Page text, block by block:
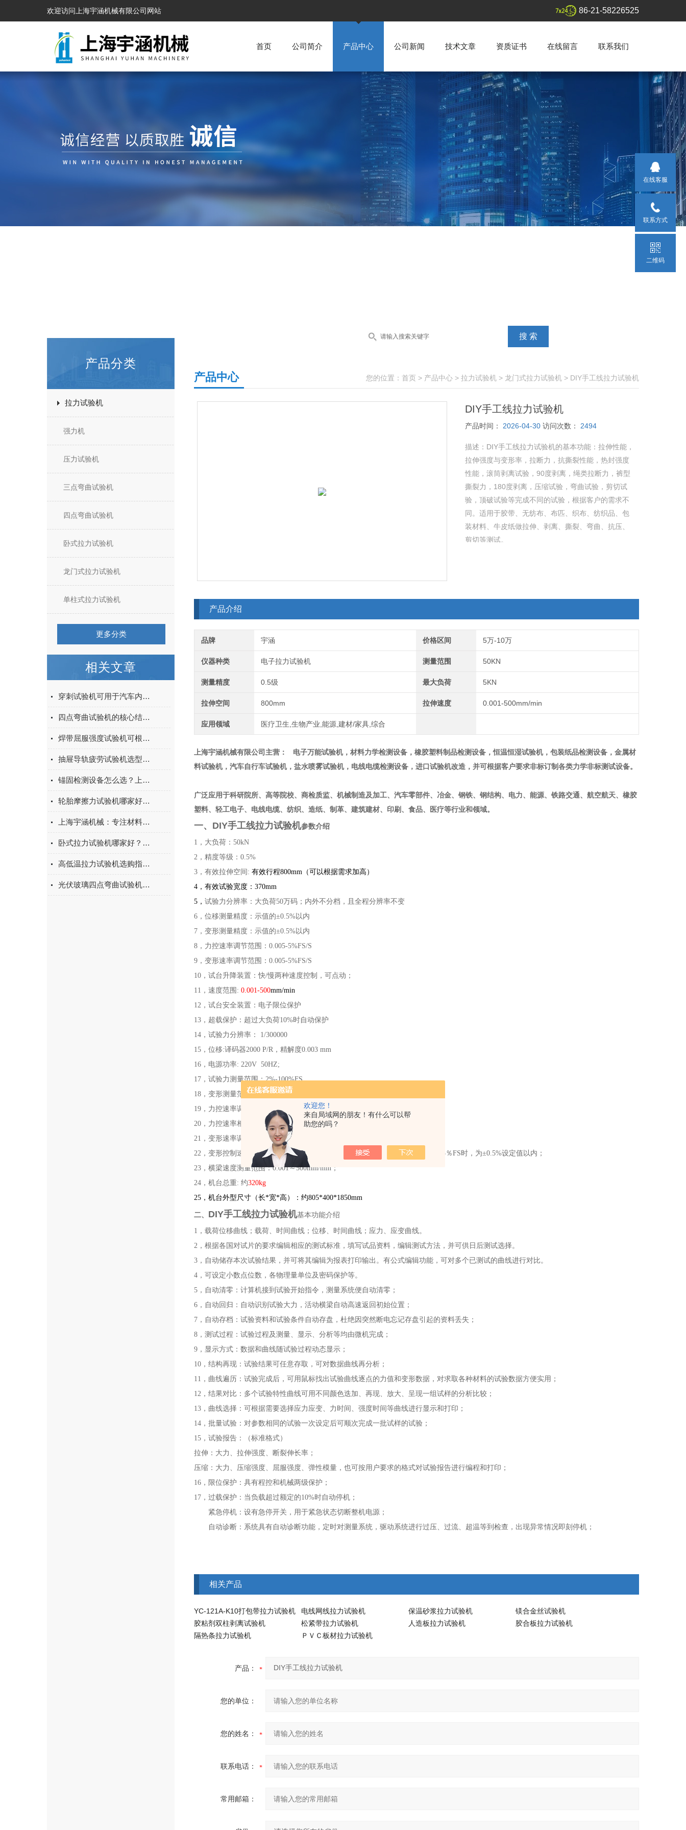
欢迎您！
来自局域网的朋友！有什么可以帮
助您的吗？
欢迎访问上海宇涵机械有限公司网站 86-21-58226525
首页 公司简介 产品中心 公司新闻 技术文章 资质证书 在线留言 联系我们
产品分类
拉力试验机
强力机
压力试验机
三点弯曲试验机
四点弯曲试验机
卧式拉力试验机
龙门式拉力试验机
单柱式拉力试验机
更多分类
相关文章
穿刺试验机可用于汽车内饰表皮、防撞缓冲材料得性能测试
四点弯曲试验机的核心结构与工作原理特点
焊带屈服强度试验机可根据不同标准和试验需求调整试验条件
抽屉导轨疲劳试验机选型指南：如何量化评估家具五金的耐用性
锚固检测设备怎么选？上海宇涵膨胀螺丝拉拔试验机品牌评测
轮胎摩擦力试验机哪家好？上海宇涵试验机综合评测
上海宇涵机械：专注材料力学检测，电池片拉力试验机助力光伏品质管控
卧式拉力试验机哪家好？2026年国产实力厂家实测推荐
高低温拉力试验机选购指南：聚焦上海宇涵的技术实力与可靠方案
光伏玻璃四点弯曲试验机的重要性
您的位置： 首页 > 产品中心 > 拉力试验机 > 龙门式拉力试验机 > DIY手工线拉力试验机
产品中心
DIY手工线拉力试验机
产品时间： 2026-04-30 访问次数： 2494
描述： DIY手工线拉力试验机的基本功能：拉伸性能，
拉伸强度与变形率，拉断力，抗撕裂性能，热封强度
性能，滚筒剥离试验，90度剥离，绳类拉断力，裤型
撕裂力，180度剥离，压缩试验，弯曲试验，剪切试
验，顶破试验等完成不同的试验，根据客户的需求不
同。适用于胶带、无纺布、布匹、织布、纺织品、包
装材料、牛皮纸做拉伸、剥离、撕裂、弯曲、抗压、
剪切等测试。
产品介绍
品牌 宇涵 价格区间 5万-10万
仪器种类 电子拉力试验机 测量范围 50KN
测量精度 0.5级 最大负荷 5KN
拉伸空间 800mm 拉伸速度 0.001-500mm/min
应用领域 医疗卫生,生物产业,能源,建材/家具,综合
上海宇涵机械有限公司主营： 电子万能试验机，材料力学检测设备，橡胶塑料制品检测设备，恒温恒湿试验机，包装纸品检测设备，金属材
料试验机，汽车自行车试验机，盐水喷雾试验机，电线电缆检测设备，进口试验机改造，并可根据客户要求非标订制各类力学非标测试设备。
广泛应用于科研院所、高等院校、商检质监、机械制造及加工、汽车零部件、冶金、钢铁、钢结构、电力、能源、铁路交通、航空航天、橡胶
塑料、轻工电子、电线电缆、纺织、造纸、制革、建筑建材、印刷、食品、医疗等行业和领域。
一、 DIY手工线拉力试验机参数介绍
1，大负荷：50kN
2，精度等级：0.5%
3，有效拉伸空间: 有效行程800mm（可以根据需求加高）
4 ，有效试验宽度：370mm
5 ， 试验力分辨率：大负荷50万码；内外不分档，且全程分辨率不变
6，位移测量精度：示值的±0.5%以内
7，变形测量精度：示值的±0.5%以内
8，力控速率调节范围：0.005-5%FS/S
9，变形速率调节范围：0.005-5%FS/S
10，试台升降装置：快/慢两种速度控制，可点动；
11，速度范围: 0.001-500mm/min
12，试台安全装置：电子限位保护
13，超载保护：超过大负荷10%时自动保护
14，试验力分辨率： 1/300000
15，位移:译码器2000 P/R，精解度0.003 mm
16，电源功率: 220V 50HZ;
17，试验力测量范围：2%-100%FS
18，变形测量范围：1～100％FS；
19，力控速率调节范围：0.005～5％FS/S；
20，力控速率相对误差：±1%设定值以内；
21，变形速率调节范围：0.02～5％FS/S；
22，变形控制速率相对误差：速率＜0.05％FS时，为±2%设定值以内；速率≥0.05％FS时，为±0.5%设定值以内；
23，横梁速度测量范围：0.001～500mm/min；
24，机台总重: 约320kg
25 ，机台外型尺寸（长*宽*高）：约805*400*1850mm
二、 DIY手工线拉力试验机基本功能介绍
1，载荷位移曲线；载荷、时间曲线；位移、时间曲线；应力、应变曲线。
2，根据各国对试片的要求编辑相应的测试标准，填写试品资料，编辑测试方法，并可供日后测试选择。
3，自动储存本次试验结果，并可将其编辑为报表打印输出。有公式编辑功能，可对多个已测试的曲线进行对比。
4，可设定小数点位数，各物理量单位及密码保护等。
5，自动清零：计算机接到试验开始指令，测量系统便自动清零；
6，自动回归：自动识别试验大力，活动横梁自动高速返回初始位置；
7，自动存档：试验资料和试验条件自动存盘，杜绝因突然断电忘记存盘引起的资料丢失；
8，测试过程：试验过程及测量、显示、分析等均由微机完成；
9，显示方式：数据和曲线随试验过程动态显示；
10，结构再现：试验结果可任意存取，可对数据曲线再分析；
11，曲线遍历：试验完成后，可用鼠标找出试验曲线逐点的力值和变形数据，对求取各种材料的试验数据方便实用；
12，结果对比：多个试验特性曲线可用不同颜色迭加、再现、放大、呈现一组试样的分析比较；
13，曲线选择：可根据需要选择应力应变、力时间、强度时间等曲线进行显示和打印；
14，批量试验：对参数相同的试验一次设定后可顺次完成一批试样的试验；
15，试验报告：（标准格式）
拉伸：大力、拉伸强度、断裂伸长率；
压缩：大力、压缩强度、屈服强度、弹性模量，也可按用户要求的格式对试验报告进行编程和打印；
16，限位保护：具有程控和机械两级保护；
17，过载保护：当负载超过额定的10%时自动停机；
紧急停机：设有急停开关，用于紧急状态切断整机电源；
自动诊断：系统具有自动诊断功能，定时对测量系统，驱动系统进行过压、过流、超温等到检查，出现异常情况即刻停机；
相关产品
YC-121A-K10打包带拉力试验机 电线网线拉力试验机 保温砂浆拉力试验机
镁合金丝试验机
胶粘剂双柱剥离试验机
松紧带拉力试验机 人造板拉力试验机
胶合板拉力试验机
隔热条拉力试验机
ＰＶＣ板材拉力试验机
产品：
您的单位：
您的姓名：
联系电话：
常用邮箱：
在线客服
联系方式
二维码